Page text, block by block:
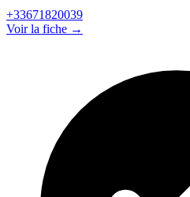
+33671820039
Voir la fiche →